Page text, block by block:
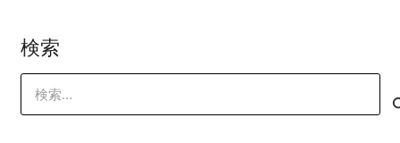
検索
索: